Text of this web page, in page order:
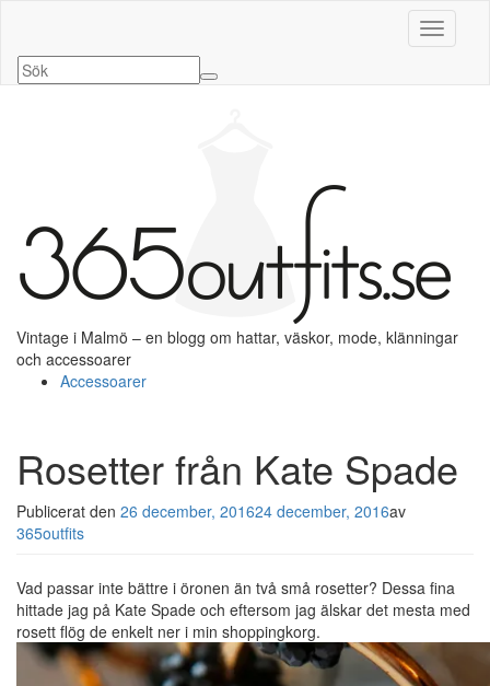
Slå på/
Vintage i Malmö – en blogg om hattar, väskor, mode, klänningar
och accessoarer
Accessoarer
Rosetter från Kate Spade
Publicerat den 26 december, 201624 december, 2016av
365outfits
Vad passar inte bättre i öronen än två små rosetter? Dessa fina
hittade jag på Kate Spade och eftersom jag älskar det mesta med
rosett flög de enkelt ner i min shoppingkorg.